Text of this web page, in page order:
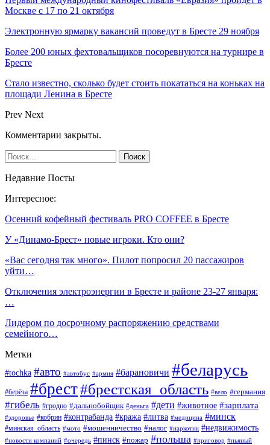
Москве с 17 по 21 октября
Электронную ярмарку вакансий проведут в Бресте 29 ноября
Более 200 юных фехтовальщиков посоревнуются на турнире в
Бресте
Стало известно, сколько будет стоить покататься на коньках на
площади Ленина в Бресте
Prev Next
Комментарии закрыты.
Недавние Посты
Интересное:
Осенний кофейный фестиваль PRO COFFEE в Бресте
У «Динамо-Брест» новые игроки. Кто они?
«Вас сегодня так много». Пилот попросил 20 пассажиров
уйти…
Отключения электроэнергии в Бресте и районе 23-27 января:
…
Лидером по досрочному распоряжению средствами
семейного…
Метки
#tochka #авто #автобус #армия #барановичи #беларусь
#берёза #брест#брестская_область #вело #германия
#гибель #гродно #дальнобойщик #деньга #дети #животное #зарплата
#здоровье #кобрин #контрабанда #кража #литва #медицина #минск
#минская_область #мото #мошенничество #налог #наркотик #недвижимость
#новости компаний #очередь #пинск #пожар #польша #приговор #пьяный